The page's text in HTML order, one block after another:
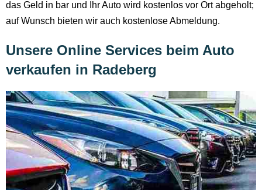
das Geld in bar und Ihr Auto wird kostenlos vor Ort abgeholt;
auf Wunsch bieten wir auch kostenlose Abmeldung.
Unsere Online Services beim Auto
verkaufen in Radeberg